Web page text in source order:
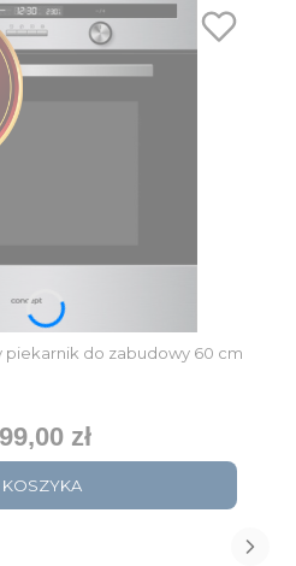
piekarnik do zabudowy 60 cm
zł